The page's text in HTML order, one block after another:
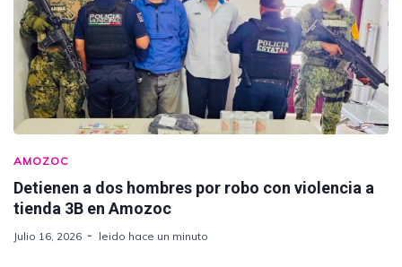
AMOZOC
Detienen a dos hombres por robo con violencia a
tienda 3B en Amozoc
Julio 16, 2026 leido hace un minuto